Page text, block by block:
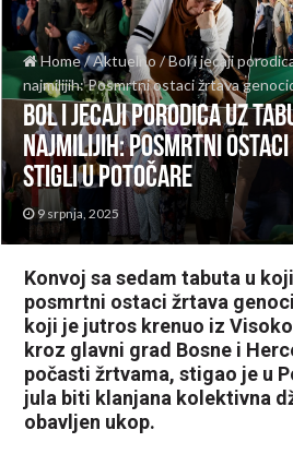
Home/Aktuelno /Bol i jecaji
najmilijih: Posmrtni ostaci žrtava
Bol i jecaji porodica uz
najmilijih: Posmrtni
stigli u Potočare
9 srpnja, 2025
Konvoj sa sedam tabuta u
posmrtni ostaci žrtava
koji je jutros krenuo iz
kroz glavni grad Bosne i
počasti žrtvama, stigao je u
jula biti klanjana kolektivna
obavljen ukop.